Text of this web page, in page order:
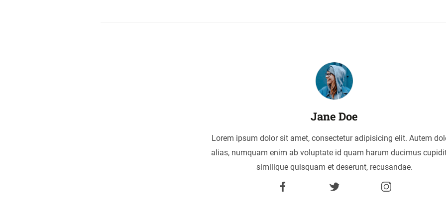
Jane Doe
Lorem ipsum dolor sit amet, consectetur adipisicing elit. Autem
alias, numquam enim ab voluptate id quam harum ducimus
similique quisquam et deserunt, recusandae.